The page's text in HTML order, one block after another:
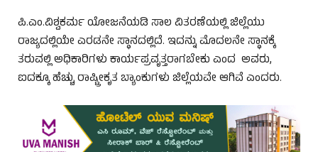
ಪಿ.ಎಂ.ವಿಶ್ವಕರ್ಮ ಯೋಜನೆಯಡಿ ಸಾಲ ವಿತರಣೆಯಲ್ಲಿ ಜಿಲ್ಲೆಯು
ರಾಜ್ಯದಲ್ಲಿಯೇ ಎರಡನೇ ಸ್ಥಾನದಲ್ಲಿದೆ. ಇದನ್ನು ಮೊದಲನೇ ಸ್ಥಾನಕ್ಕೆ
ತರುವಲ್ಲಿ ಅಧಿಕಾರಿಗಳು ಕಾರ್ಯಪ್ರವೃತ್ತರಾಗಬೇಕು ಎಂದ ಅವರು,
ಐದಕ್ಕೂ ಹೆಚ್ಚು ರಾಷ್ಟ್ರೀಕೃತ ಬ್ಯಾಂಕುಗಳು ಜಿಲ್ಲೆಯವೇ ಆಗಿವೆ ಎಂದರು.